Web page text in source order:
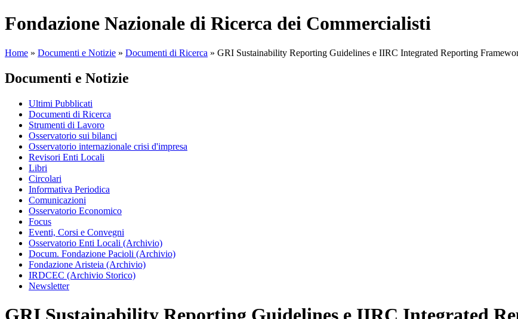
Fondazione Nazionale di Ricerca dei Commercialisti
Home » Documenti e Notizie » Documenti di Ricerca » GRI Sustainability Reporting Guidelines e IIRC Integrated Reporting
Documenti e Notizie
Ultimi Pubblicati
Documenti di Ricerca
Strumenti di Lavoro
Osservatorio sui bilanci
Osservatorio internazionale crisi d'impresa
Revisori Enti Locali
Libri
Circolari
Informativa Periodica
Comunicazioni
Osservatorio Economico
Focus
Eventi, Corsi e Convegni
Osservatorio Enti Locali (Archivio)
Docum. Fondazione Pacioli (Archivio)
Fondazione Aristeia (Archivio)
IRDCEC (Archivio Storico)
Newsletter